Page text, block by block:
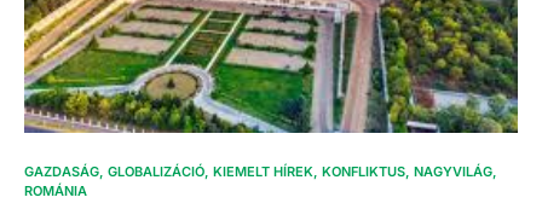
GAZDASÁG GLOBALIZÁCIÓ KIEMELT HÍREK KONFLIKTUS NAGYVILÁG
ROMÁNIA